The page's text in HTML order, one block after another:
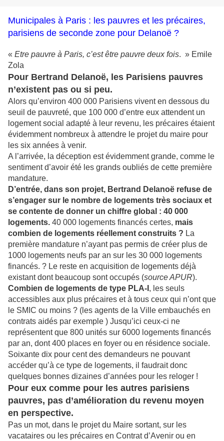
Municipales à Paris : les pauvres et les précaires,
parisiens de seconde zone pour Delanoë ?
« Etre pauvre à Paris, c’est être pauvre deux fois. » Emile
Zola
Pour Bertrand Delanoë, les Parisiens pauvres
n’existent pas ou si peu.
Alors qu’environ 400 000 Parisiens vivent en dessous du
seuil de pauvreté, que 100 000 d’entre eux attendent un
logement social adapté à leur revenu, les précaires étaient
évidemment nombreux à attendre le projet du maire pour
les six années à venir.
A l’arrivée, la déception est évidemment grande, comme le
sentiment d’avoir été les grands oubliés de cette première
mandature.
D’entrée, dans son projet, Bertrand Delanoë refuse de
s’engager sur le nombre de logements très sociaux et
se contente de donner un chiffre global : 40 000
logements. 40 000 logements financés certes, mais
combien de logements réellement construits ? La
première mandature n’ayant pas permis de créer plus de
1000 logements neufs par an sur les 30 000 logements
financés. ? Le reste en acquisition de logements déjà
existant dont beaucoup sont occupés (source APUR).
Combien de logements de type PLA-I , les seuls
accessibles aux plus précaires et à tous ceux qui n’ont que
le SMIC ou moins ? (les agents de la Ville embauchés en
contrats aidés par exemple ) Jusqu’ici ceux-ci ne
représentent que 800 unités sur 6000 logements financés
par an, dont 400 places en foyer ou en résidence sociale.
Soixante dix pour cent des demandeurs ne pouvant
accéder qu’à ce type de logements, il faudrait donc
quelques bonnes dizaines d’années pour les reloger !
Pour eux comme pour les autres parisiens
pauvres, pas d’amélioration du revenu moyen
en perspective.
Pas un mot, dans le projet du Maire sortant, sur les
vacataires ou les précaires en Contrat d’Avenir ou en